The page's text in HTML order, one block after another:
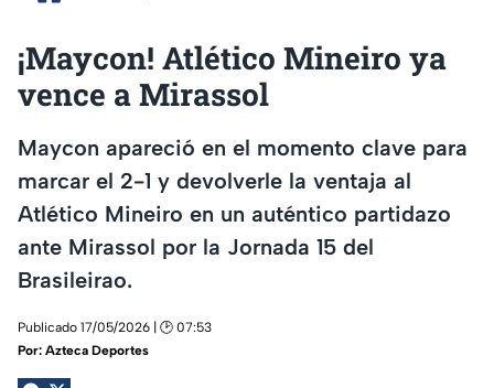
¡Maycon! Atlético Mineiro ya
vence a Mirassol
Maycon apareció en el momento clave para
marcar el 2-1 y devolverle la ventaja al
Atlético Mineiro en un auténtico partidazo
ante Mirassol por la Jornada 15 del
Brasileirao.
Publicado 17/05/2026 | 🕑 07:53
Por: Azteca Deportes